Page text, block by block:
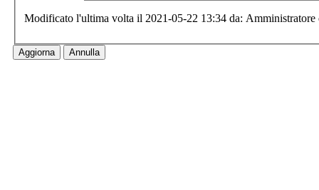
Modificato l'ultima volta il 2021-05-22 13:34 da: Amministratore